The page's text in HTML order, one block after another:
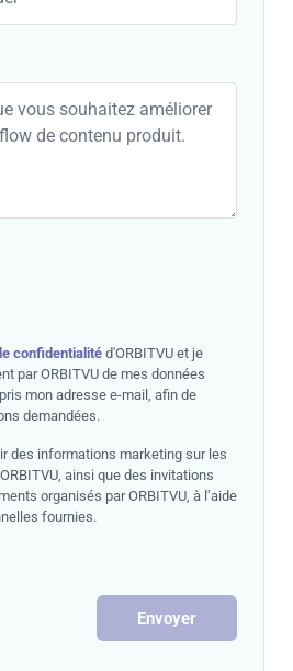
confidentialité d'ORBITVU et je
par ORBITVU de mes données
mon adresse e-mail, afin de
demandées.
des informations marketing sur les
ainsi que des invitations
organisés par ORBITVU, à l’aide
fournies.
Envoyer